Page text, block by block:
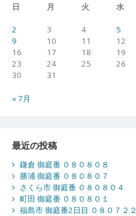
日
月 火 水
2
3 4 5
9
10 11 12
16
17 18 19
23
24 25 26
30
31
« 7月
最近の投稿
鎌倉 御庭番 ０８０８０８
勝浦 御庭番 ０８０８０７
さくら市 御庭番 ０８０８０４
町田 御庭番 ０８０８０１
福島市 御庭番2日目 ０８０７２２